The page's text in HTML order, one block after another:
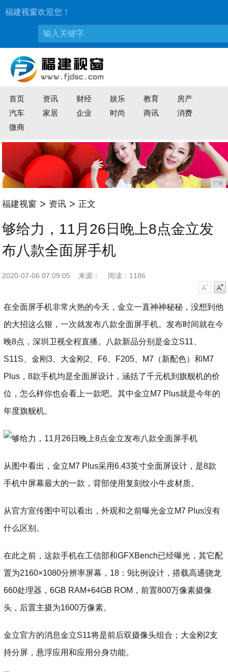
福建视窗欢迎您！
首页 资讯 财经 娱乐 教育
房产
汽车
家居 企业 时尚 商讯
消费
微商
广告
福建视窗 > 资讯 > 正文
够给力，11月26日晚上8点金立发
布八款全面屏手机
2020-07-06 07:09:05 来源：
阅读：1186
在全面屏手机非常火热的今天，金立一直神神秘秘，没想到他
的大招这么狠，一次就发布八款全面屏手机。发布时间就在今
晚8点，深圳卫视全程直播。八款新品分别是金立S11、
S11S、金刚3、大金刚2、F6、F205、M7（新配色）和M7
Plus，8款手机均是全面屏设计，涵括了千元机到旗舰机的价
位，怎么样你也会看上一款吧。其中金立M7 Plus就是今年的
年度旗舰机。
从图中看出，金立M7 Plus采用6.43英寸全面屏设计，是8款
手机中屏幕最大的一款，背部使用复刻纹小牛皮材质。
从官方宣传图中可以看出，外观和之前曝光金立M7 Plus没有
什么区别。
在此之前，这款手机在工信部和GFXBench已经曝光，其它配
置为2160×1080分辨率屏幕，18：9比例设计，搭载高通骁龙
660处理器，6GB RAM+64GB ROM，前置800万像素摄像
头，后置主摄为1600万像素。
金立官方的消息金立S11将是前后双摄像头组合；大金刚2支
持分屏，悬浮应用和应用分身功能。